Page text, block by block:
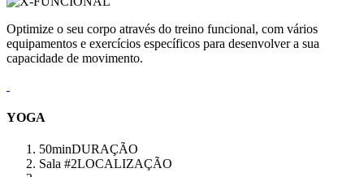
Optimize o seu corpo através do treino funcional, com vários
equipamentos e exercícios específicos para desenvolver a sua
capacidade de movimento.
YOGA
50minDURAÇÃO
Sala #2LOCALIZAÇÃO